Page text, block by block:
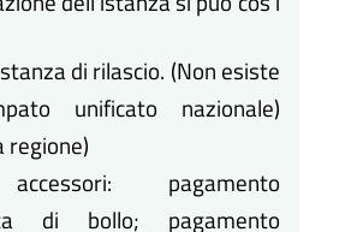
di rilascio. (Non esiste
unificato nazionale)
regione)
pagamento
di bollo; pagamento